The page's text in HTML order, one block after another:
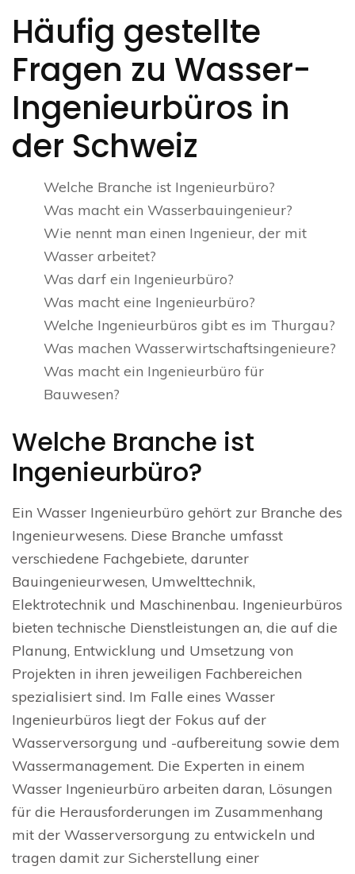
Häufig gestellte
Fragen zu Wasser-
Ingenieurbüros in
der Schweiz
Welche Branche ist Ingenieurbüro?
Was macht ein Wasserbauingenieur?
Wie nennt man einen Ingenieur, der mit
Wasser arbeitet?
Was darf ein Ingenieurbüro?
Was macht eine Ingenieurbüro?
Welche Ingenieurbüros gibt es im Thurgau?
Was machen Wasserwirtschaftsingenieure?
Was macht ein Ingenieurbüro für
Bauwesen?
Welche Branche ist
Ingenieurbüro?
Ein Wasser Ingenieurbüro gehört zur Branche des
Ingenieurwesens. Diese Branche umfasst
verschiedene Fachgebiete, darunter
Bauingenieurwesen, Umwelttechnik,
Elektrotechnik und Maschinenbau. Ingenieurbüros
bieten technische Dienstleistungen an, die auf die
Planung, Entwicklung und Umsetzung von
Projekten in ihren jeweiligen Fachbereichen
spezialisiert sind. Im Falle eines Wasser
Ingenieurbüros liegt der Fokus auf der
Wasserversorgung und -aufbereitung sowie dem
Wassermanagement. Die Experten in einem
Wasser Ingenieurbüro arbeiten daran, Lösungen
für die Herausforderungen im Zusammenhang
mit der Wasserversorgung zu entwickeln und
tragen damit zur Sicherstellung einer